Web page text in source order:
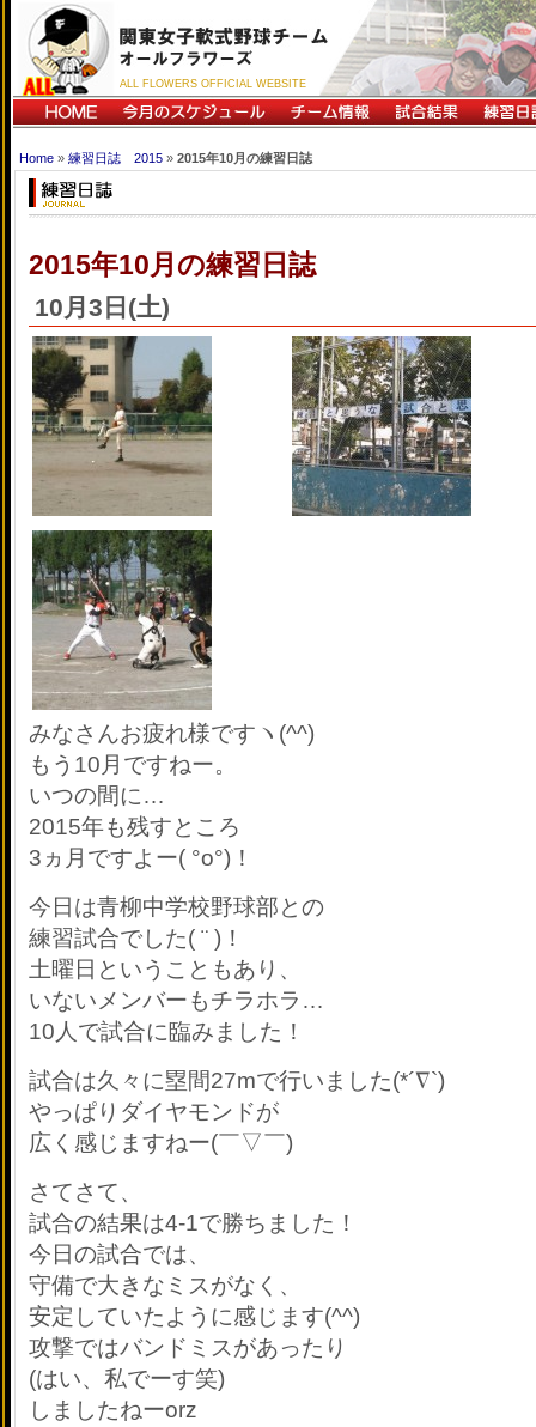
ALL FLOWERS OFFICIAL WEBSITE
Home » 練習日誌 2015 » 2015年10月の練習日誌
2015年10月の練習日誌
10月3日(土)
みなさんお疲れ様ですヽ(^^)
もう10月ですねー。
いつの間に…
2015年も残すところ
3ヵ月ですよー( °o°)！
今日は青柳中学校野球部との
練習試合でした( ¨ )！
土曜日ということもあり、
いないメンバーもチラホラ…
10人で試合に臨みました！
試合は久々に塁間27mで行いました(*´∇`)
やっぱりダイヤモンドが
広く感じますねー(￣▽￣)
さてさて、
試合の結果は4-1で勝ちました！
今日の試合では、
守備で大きなミスがなく、
安定していたように感じます(^^)
攻撃ではバンドミスがあったり
(はい、私でーす笑)
しましたねーorz